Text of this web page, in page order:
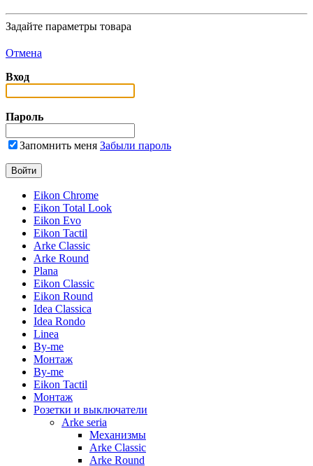
Задайте параметры товара
Отмена
Вход
Пароль
Запомнить меня Забыли пароль
Eikon Chrome
Eikon Total Look
Eikon Evo
Eikon Tactil
Arke Classic
Arke Round
Plana
Eikon Classic
Eikon Round
Idea Classica
Idea Rondo
Linea
By-me
Монтаж
By-me
Eikon Tactil
Монтаж
Розетки и выключатели
Arke seria
Механизмы
Arke Classic
Arke Round